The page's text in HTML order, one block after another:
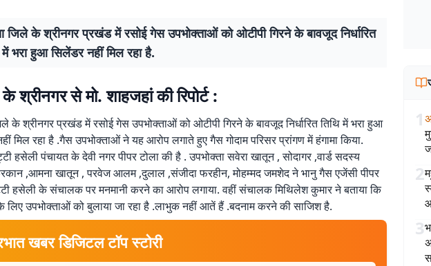
जिले के श्रीनगर प्रखंड में रसोई गेस उपभोक्ताओं को ओटीपी गिरने के बावजूद निर्धारित
में भरा हुआ सिलेंडर नहीं मिल रहा है.
के श्रीनगर से मो. शाहजहां की रिपोर्ट :
के श्रीनगर प्रखंड में रसोई गेस उपभोक्ताओं को ओटीपी गिरने के बावजूद निर्धारित तिथि में भरा हुआ
मिल रहा है .गैस उपभोक्ताओं ने यह आरोप लगाते हुए गैस गोदाम परिसर प्रांगण में हंगामा किया.
हसेली पंचायत के देवी नगर पीपर टोला की है . उपभोक्ता सवेरा खातून , सोदागर ,वार्ड सदस्य
,आमना खातून , परवेज आलम ,दुलाल ,संजीदा फरहीन, मोहम्मद जमशेद ने भानु गैस एजेंसी पीपर
हसेली के संचालक पर मनमानी करने का आरोप लगाया. वहीं संचालक मिथिलेश कुमार ने बताया कि
उपभोक्ताओं को बुलाया जा रहा है .लाभुक नहीं आतें हैं .बदनाम करने की साजिश है.
खबर डिजिटल टॉप स्टोरी
1
2
3